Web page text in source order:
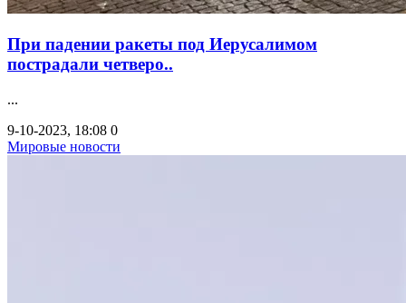
При падении ракеты под Иерусалимом
пострадали четверо..
...
9-10-2023, 18:08 0
Мировые новости